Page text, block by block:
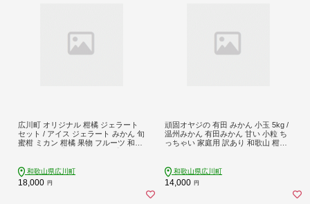
広川町 オリジナル 柑橘 ジェラート
セット / アイス ジェラート みかん 旬
蜜柑 ミカン 柑橘 果物 フルーツ 和歌
和歌山県広川町
18,000 円
頑固オヤジの 有田 みかん 小玉 5kg /
温州みかん 有田みかん 甘い 小粒 ち
っちゃい 家庭用 訳あり 和歌山 柑橘
和歌山県広川町
14,000 円